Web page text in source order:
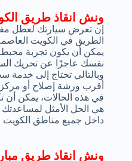
ونش انقاذ طريق
إن تعرض سيارتك لعطل
الطريق في الكويت
يمكن أن يكون تجربة
نفسك عاجزًا عن تحريك
وبالتالي تحتاج إلى
أقرب ورشة إصلاح أو
في هذه الحالات، يمكن
هي الحل الأمثل
داخل جميع مناطق الكويت
ونش انقاذ طريق